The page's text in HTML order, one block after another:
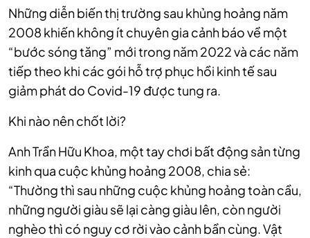
Những diễn biến thị trường sau khủng hoảng năm
2008 khiến không ít chuyên gia cảnh báo về một
“bước sóng tăng” mới trong năm 2022 và các năm
tiếp theo khi các gói hỗ trợ phục hồi kinh tế sau
giảm phát do Covid-19 được tung ra.
Khi nào nên chốt lời?
Anh Trần Hữu Khoa, một tay chơi bất động sản từng
kinh qua cuộc khủng hoảng 2008, chia sẻ:
“Thường thì sau những cuộc khủng hoảng toàn cầu,
những người giàu sẽ lại càng giàu lên, còn người
nghèo thì có nguy cơ rời vào cảnh bần cùng. Vật